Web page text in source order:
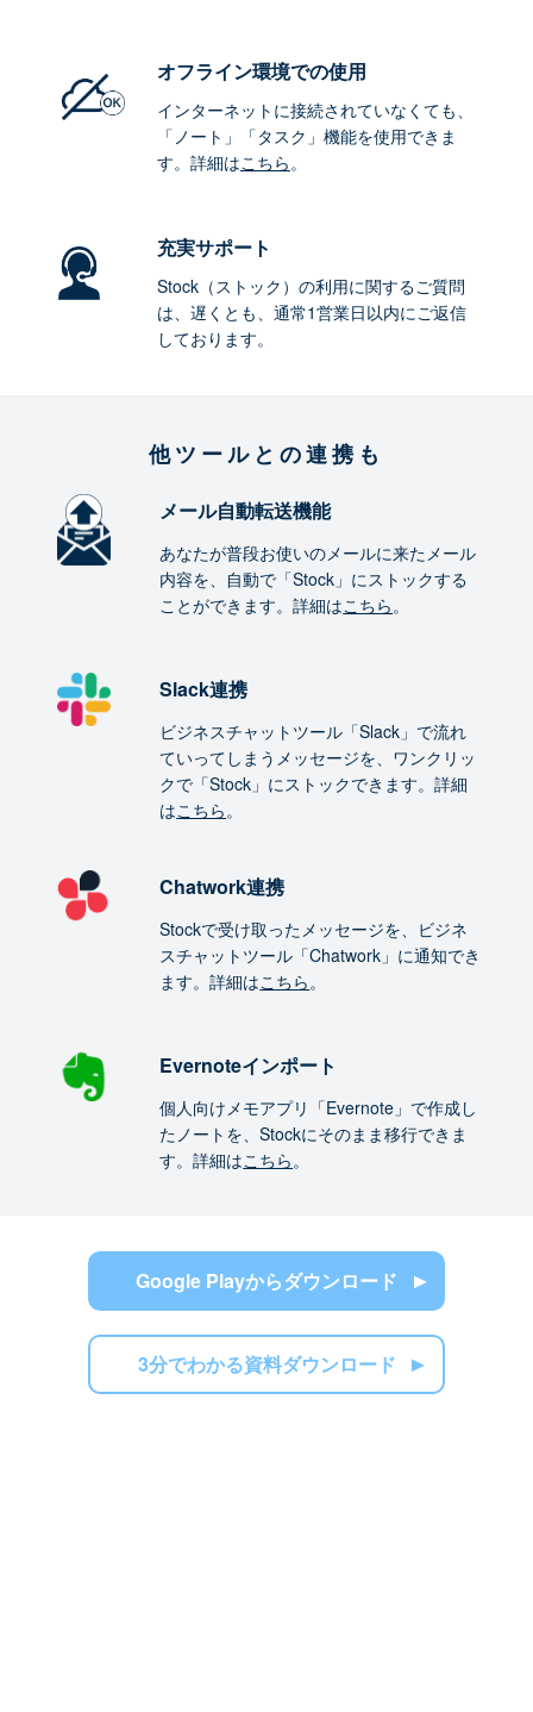
オフライン環境での使用
インターネットに接続されていなくても、
「ノート」「タスク」機能を使用できま
す。詳細はこちら。
充実サポート
Stock（ストック）の利用に関するご質問
は、遅くとも、通常1営業日以内にご返信
しております。
他ツールとの連携も
メール自動転送機能
あなたが普段お使いのメールに来たメール
内容を、自動で「Stock」にストックする
ことができます。詳細はこちら。
Slack連携
ビジネスチャットツール「Slack」で流れ
ていってしまうメッセージを、ワンクリッ
クで「Stock」にストックできます。詳細
はこちら。
Chatwork連携
Stockで受け取ったメッセージを、ビジネ
スチャットツール「Chatwork」に通知でき
ます。詳細はこちら。
Evernoteインポート
個人向けメモアプリ「Evernote」で作成し
たノートを、Stockにそのまま移行できま
す。詳細はこちら。
Google Playからダウンロード
3分でわかる資料ダウンロード